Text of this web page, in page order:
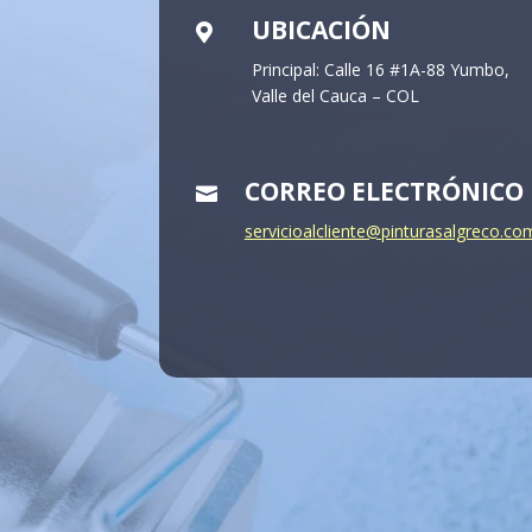
 UBICACIÓN
Principal: Calle 16 #1A-88 Yumbo,
Valle del Cauca – COL
 CORREO ELECTRÓNICO